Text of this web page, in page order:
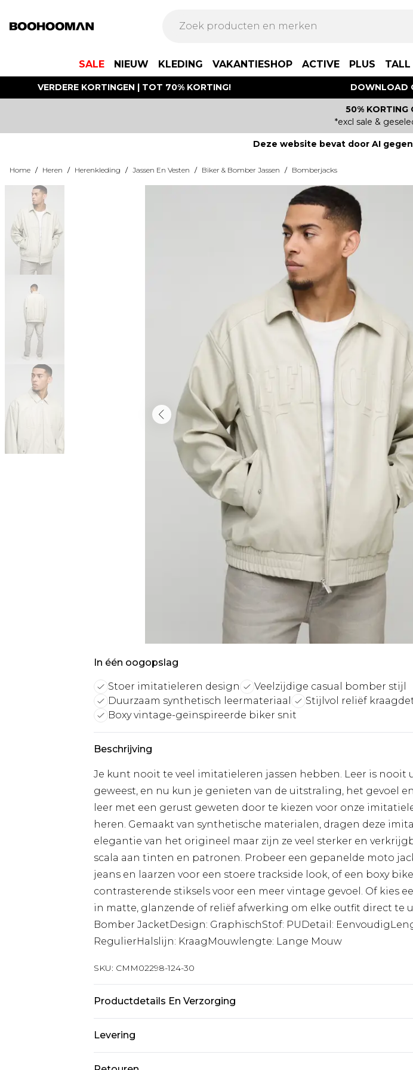
SALE NIEUW KLEDING VAKANTIESHOP ACTIVE PLUS TALL
VERDERE KORTINGEN | TOT 70% KORTING! DOWNLOAD
50% KORTING
*excl sale &
Deze website bevat door AI
Home / Heren / Herenkleding / Jassen En Vesten / Biker & Bomber Jassen / Bomberjacks
In één oogopslag
Stoer imitatieleren design
Veelzijdige casual bomber stijl
Duurzaam synthetisch leermateriaal
Stijlvol reliëf
Boxy vintage-geïnspireerde biker snit
Beschrijving
Je kunt nooit te veel imitatieleren jassen hebben. Leer is nooit
geweest, en nu kun je genieten van de uitstraling, het gevoel
leer met een gerust geweten door te kiezen voor onze
heren. Gemaakt van synthetische materialen, dragen deze
elegantie van het origineel maar zijn ze veel sterker en
scala aan tinten en patronen. Probeer een gepanelde moto
jeans en laarzen voor een stoere trackside look, of een boxy
contrasterende stiksels voor een meer vintage gevoel. Of kies
in matte, glanzende of reliëf afwerking om elke outfit direct te
Bomber JacketDesign: GraphischStof: PUDetail:
RegulierHalslijn: KraagMouwlengte: Lange Mouw
SKU: CMM02298-124-30
Productdetails En Verzorging
Levering
Standaardlevering Nederland